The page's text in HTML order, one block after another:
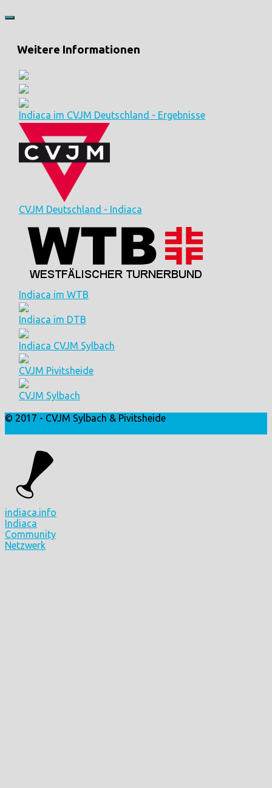
Weitere Informationen
Indiaca im CVJM Deutschland - Ergebnisse
CVJM Deutschland - Indiaca
Indiaca im WTB
Indiaca im DTB
Indiaca CVJM Sylbach
CVJM Pivitsheide
CVJM Sylbach
© 2017 - CVJM Sylbach & Pivitsheide
indiaca.info
Indiaca
Community
Netzwerk